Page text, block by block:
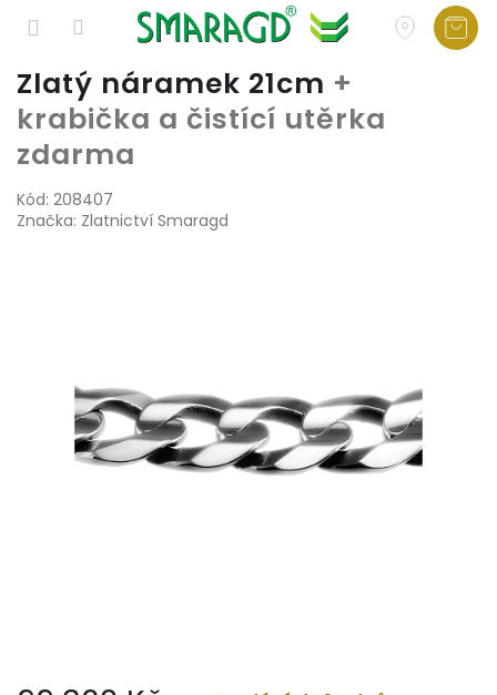
Přejít
na
obsah
Zlatý náramek 21cm +
krabička a čistící utěrka
zdarma
Kód: 208407
Značka: Zlatnictví Smaragd